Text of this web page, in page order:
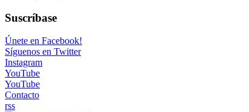
Suscríbase
Únete en Facebook!
Síguenos en Twitter
Instagram
YouTube
YouTube
Contacto
rss